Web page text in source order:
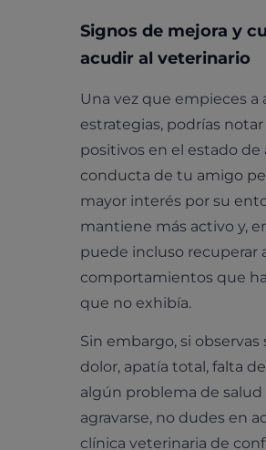
Signos de mejora y
acudir al veterinario
Una vez que empieces a
estrategias, podrías
positivos en el estado de
conducta de tu amigo
mayor interés por su
mantiene más activo y,
puede incluso recuperar
comportamientos que
que no exhibía.
Sin embargo, si observas
dolor, apatía total, falta
algún problema de salud
agravarse, no dudes en
clínica veterinaria de